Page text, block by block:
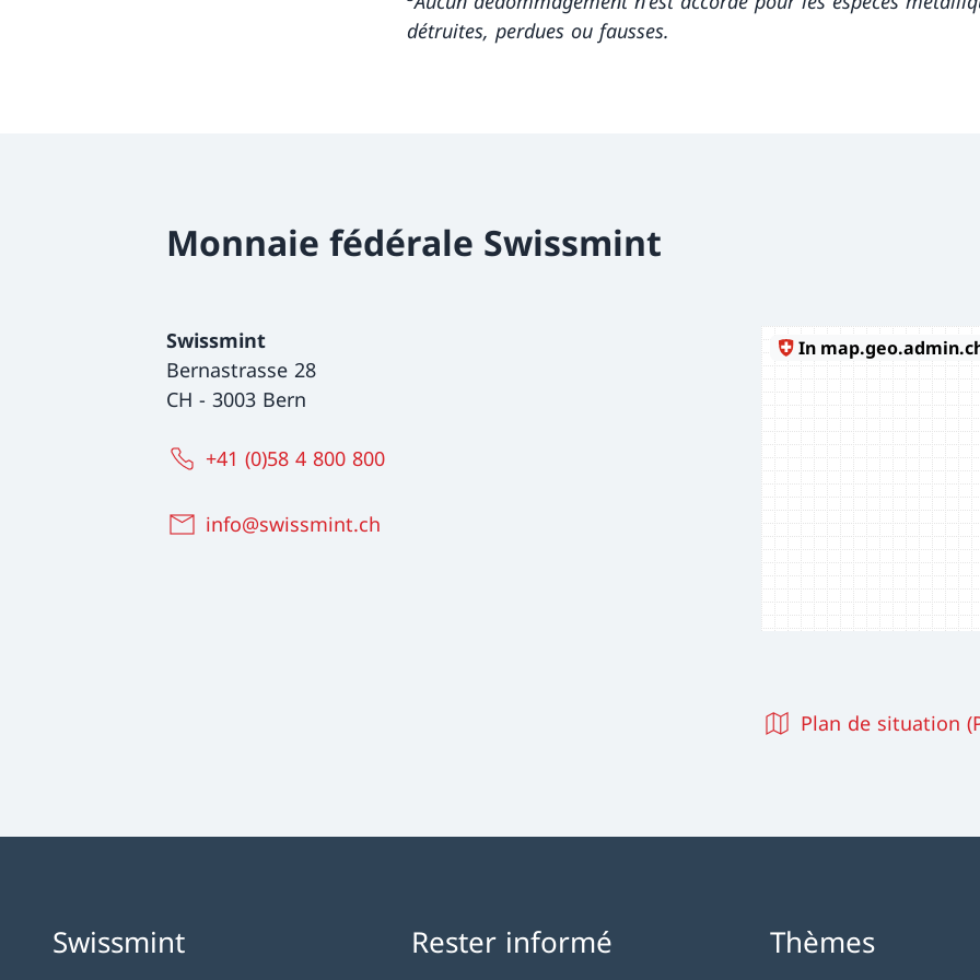
détruites, perdues ou fausses.
Monnaie fédérale Swissmint
Swissmint
Bernastrasse 28
CH - 3003 Bern
+41 (0)58 4 800 800
info@swissmint.ch
Plan de situation
Swissmint Rester informé Thèmes